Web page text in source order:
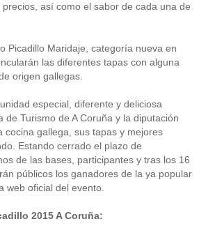
así como el sabor de cada una de
Picadillo Maridaje, categoría nueva en
las diferentes tapas con alguna
origen gallegas.
especial, diferente y deliciosa
de Turismo de A Coruña y la diputación
cocina gallega, sus tapas y mejores
Estando cerrado el plazo de
de las bases, participantes y tras los 16
públicos los ganadores de la ya popular
web oficial del evento.
2015 A Coruña: